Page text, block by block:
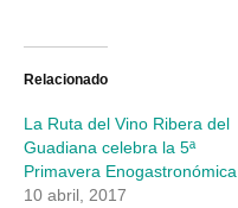
Twitter
abre
ventana
nueva)
ventana
nueva)
Relacionado
La Ruta del Vino Ribera del
Guadiana celebra la 5ª
Primavera Enogastronómica
10 abril, 2017